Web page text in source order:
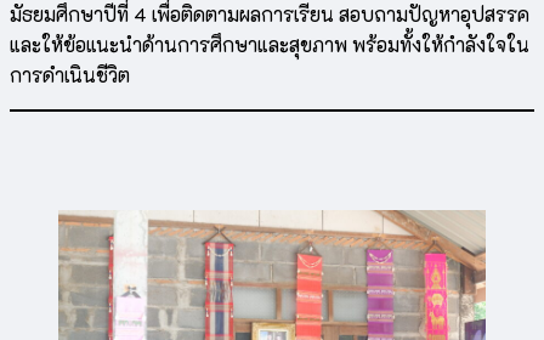
มัธยมศึกษาปีที่ 4 เพื่อติดตามผลการเรียน สอบถามปัญหาอุปสรรค
และให้ข้อแนะนำด้านการศึกษาและสุขภาพ พร้อมทั้งให้กำลังใจใน
การดำเนินชีวิต​​​​​​​​​​​​​​​​